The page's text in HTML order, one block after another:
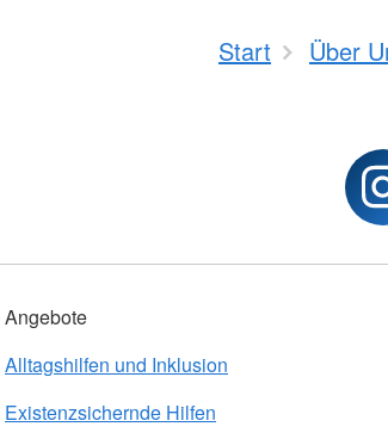
Start Über
Angebote
Alltagshilfen und Inklusion
Existenzsichernde Hilfen